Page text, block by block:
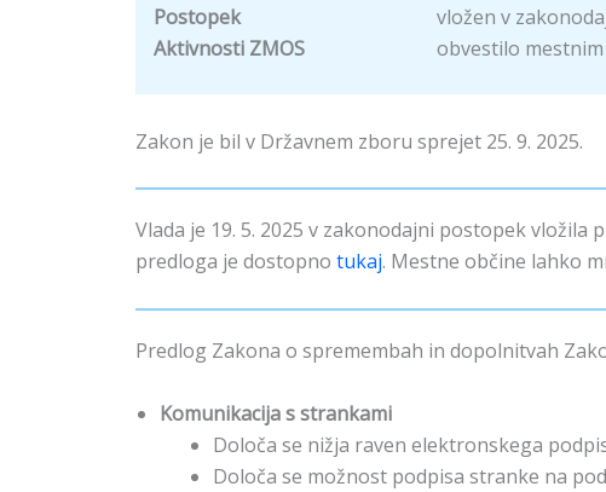
Postopek
Aktivnosti ZMOS
vložen v
obvestilo
Zakon je bil v Državnem zboru sprejet 25. 9. 2025.
Vlada je 19. 5. 2025 v zakonodajni postopek
predloga je dostopno tukaj. Mestne občine lahko
Predlog Zakona o spremembah in dopolnitvah
Komunikacija s strankami
Določa se nižja raven elektronskega
Določa se možnost podpisa stranke na